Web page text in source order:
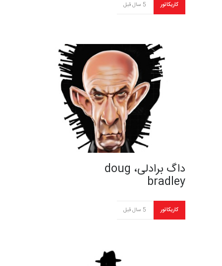
کاریکاتور 5 سال قبل
داگ برادلی، doug
bradley
کاریکاتور 5 سال قبل